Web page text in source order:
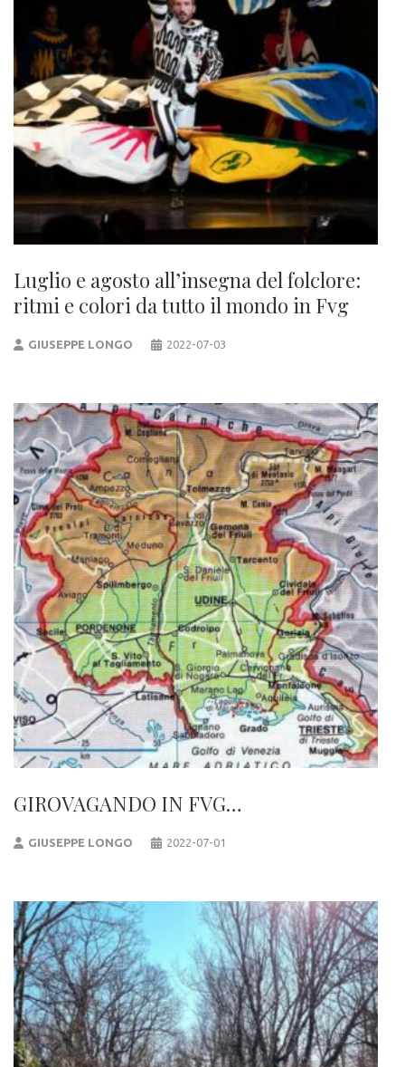
Luglio e agosto all’insegna del folclore:
ritmi e colori da tutto il mondo in Fvg
GIUSEPPE LONGO 2022-07-03
GIROVAGANDO IN FVG…
GIUSEPPE LONGO 2022-07-01